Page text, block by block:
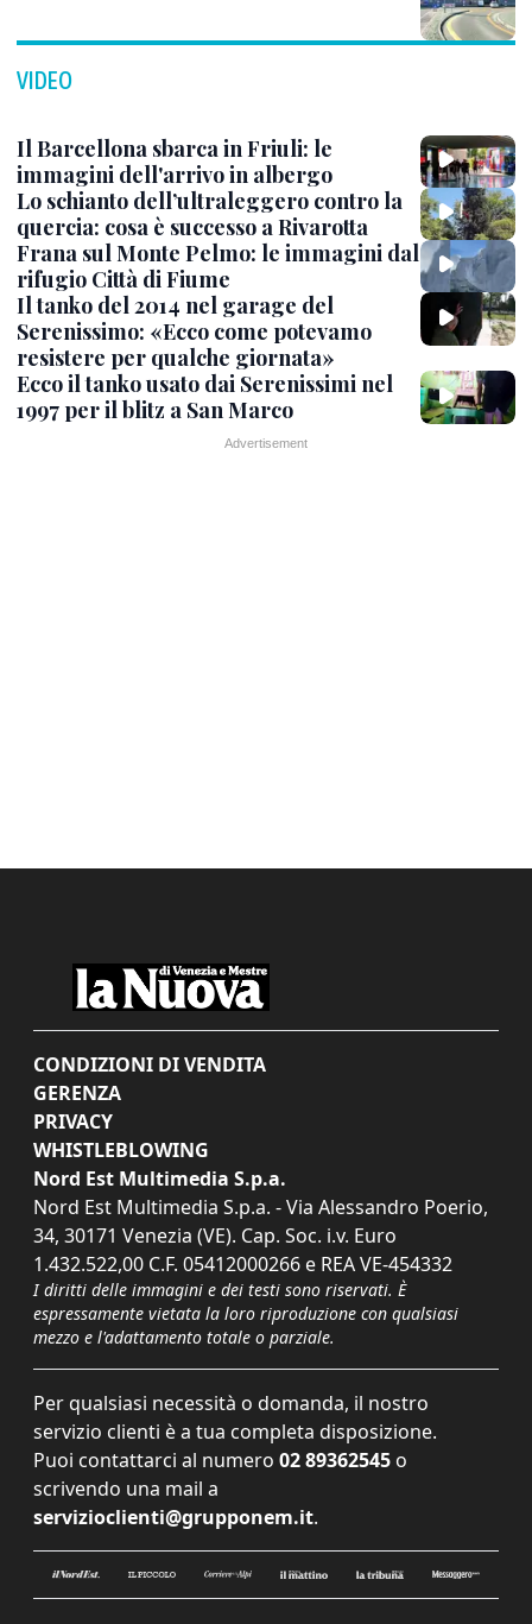
VIDEO
Il Barcellona sbarca in Friuli: le
immagini dell'arrivo in albergo
Lo schianto dell’ultraleggero contro la
quercia: cosa è successo a Rivarotta
Frana sul Monte Pelmo: le immagini dal
rifugio Città di Fiume
Il tanko del 2014 nel garage del
Serenissimo: «Ecco come potevamo
resistere per qualche giornata»
Ecco il tanko usato dai Serenissimi nel
1997 per il blitz a San Marco
CONDIZIONI DI VENDITA
GERENZA
PRIVACY
WHISTLEBLOWING
Nord Est Multimedia S.p.a.
Nord Est Multimedia S.p.a. - Via Alessandro Poerio,
34, 30171 Venezia (VE). Cap. Soc. i.v. Euro
1.432.522,00 C.F. 05412000266 e REA VE-454332
I diritti delle immagini e dei testi sono riservati. È
espressamente vietata la loro riproduzione con qualsiasi
mezzo e l'adattamento totale o parziale.
Per qualsiasi necessità o domanda, il nostro
servizio clienti è a tua completa disposizione.
Puoi contattarci al numero 02 89362545 o
scrivendo una mail a
servizioclienti@grupponem.it.